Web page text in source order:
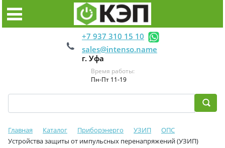
+7 937 310 15 10
sales@intenso.name
г. Уфа
Время работы:
Пн-Пт 11-19
Главная Каталог Приборэнерго УЗИП
ОПС
Устройства защиты от импульсных перенапряжений (УЗИП)